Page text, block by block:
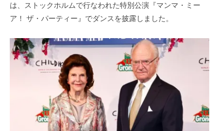
g
a
h
y
a
m
a
コ
メ
ト
は、ストックホルムで行なわれた特別公演『マンマ・ミー
ア！ ザ・パーティー』でダンスを披露しました。